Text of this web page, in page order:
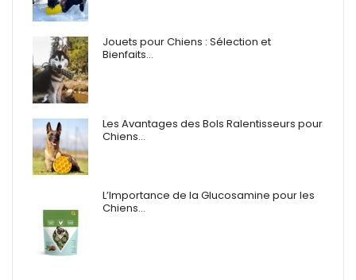
Jouets pour Chiens : Sélection et
Bienfaits…
Les Avantages des Bols Ralentisseurs pour
Chiens…
L’Importance de la Glucosamine pour les
Chiens…